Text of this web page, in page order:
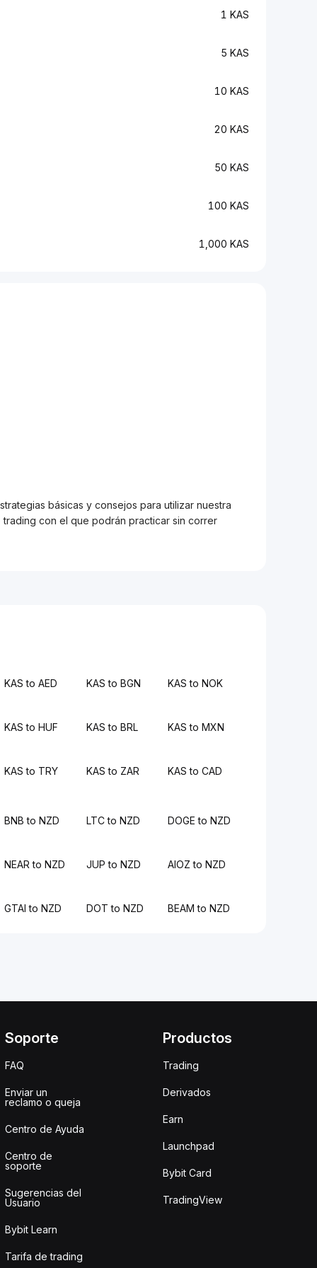
1 KAS
5 KAS
10 KAS
20 KAS
50 KAS
100 KAS
1,000 KAS
básicas y consejos para utilizar nuestra
con el que podrán practicar sin correr
KAS to AED KAS to BGN KAS to NOK
KAS to HUF KAS to BRL KAS to MXN
KAS to TRY KAS to ZAR KAS to CAD
BNB to NZD LTC to NZD DOGE to NZD
NEAR to NZD JUP to NZD AIOZ to NZD
GTAI to NZD DOT to NZD BEAM to NZD
Soporte
FAQ
Enviar un
reclamo o queja
Centro de Ayuda
Centro de
soporte
Sugerencias del
Usuario
Bybit Learn
Tarifa de trading
Productos
Trading
Derivados
Earn
Launchpad
Bybit Card
TradingView